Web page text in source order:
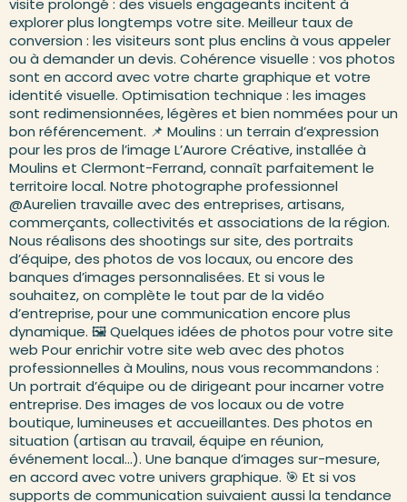
visite prolongé : des visuels engageants incitent à
explorer plus longtemps votre site. Meilleur taux de
conversion : les visiteurs sont plus enclins à vous appeler
ou à demander un devis. Cohérence visuelle : vos photos
sont en accord avec votre charte graphique et votre
identité visuelle. Optimisation technique : les images
sont redimensionnées, légères et bien nommées pour un
bon référencement. 📌 Moulins : un terrain d’expression
pour les pros de l’image L’Aurore Créative, installée à
Moulins et Clermont-Ferrand, connaît parfaitement le
territoire local. Notre photographe professionnel
@Aurelien travaille avec des entreprises, artisans,
commerçants, collectivités et associations de la région.
Nous réalisons des shootings sur site, des portraits
d’équipe, des photos de vos locaux, ou encore des
banques d’images personnalisées. Et si vous le
souhaitez, on complète le tout par de la vidéo
d’entreprise, pour une communication encore plus
dynamique. 🖼️ Quelques idées de photos pour votre site
web Pour enrichir votre site web avec des photos
professionnelles à Moulins, nous vous recommandons :
Un portrait d’équipe ou de dirigeant pour incarner votre
entreprise. Des images de vos locaux ou de votre
boutique, lumineuses et accueillantes. Des photos en
situation (artisan au travail, équipe en réunion,
événement local…). Une banque d’images sur-mesure,
en accord avec votre univers graphique. 🎯 Et si vos
supports de communication suivaient aussi la tendance